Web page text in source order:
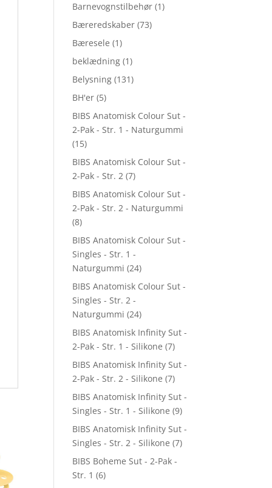
Barnevognstilbehør (1)
Bæreredskaber (73)
Bæresele (1)
beklædning (1)
Belysning (131)
BH'er (5)
BIBS Anatomisk Colour Sut -
2-Pak - Str. 1 - Naturgummi
(15)
BIBS Anatomisk Colour Sut -
2-Pak - Str. 2 (7)
BIBS Anatomisk Colour Sut -
2-Pak - Str. 2 - Naturgummi
(8)
BIBS Anatomisk Colour Sut -
Singles - Str. 1 -
Naturgummi (24)
BIBS Anatomisk Colour Sut -
Singles - Str. 2 -
Naturgummi (24)
BIBS Anatomisk Infinity Sut -
2-Pak - Str. 1 - Silikone (7)
BIBS Anatomisk Infinity Sut -
2-Pak - Str. 2 - Silikone (7)
BIBS Anatomisk Infinity Sut -
Singles - Str. 1 - Silikone (9)
BIBS Anatomisk Infinity Sut -
Singles - Str. 2 - Silikone (7)
BIBS Boheme Sut - 2-Pak -
Str. 1 (6)